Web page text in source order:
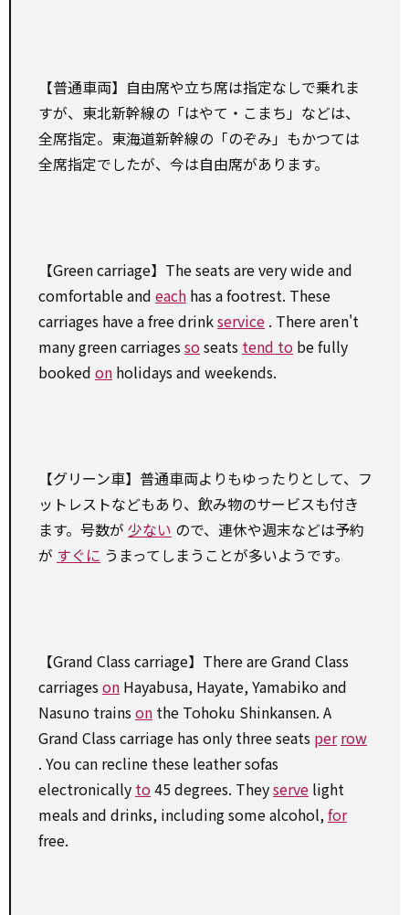
【普通車両】自由席や立ち席は指定なしで乗れま
すが、東北新幹線の「はやて・こまち」などは、
全席指定。東海道新幹線の「のぞみ」もかつては
全席指定でしたが、今は自由席があります。
【Green carriage】The seats are very wide and
comfortable and each has a footrest. These
carriages have a free drinkservice . There aren't
many green carriages soseats tend to be fully
booked on holidays and weekends.
【グリーン車】普通車両よりもゆったりとして、フ
ットレストなどもあり、飲み物のサービスも付き
ます。号数が 少ない ので、連休や週末などは予約
が すぐに うまってしまうことが多いようです。
【Grand Class carriage】There are Grand Class
carriages on Hayabusa, Hayate, Yamabiko and
Nasuno trains on the Tohoku Shinkansen. A
Grand Class carriage has only three seats per row
. You can recline these leather sofas
electronically to45 degrees. Theyserve light
meals and drinks, including some alcohol,for
free.